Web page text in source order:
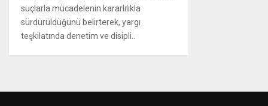
suçlarla mücadelenin kararlılıkla
sürdürüldüğünü belirterek, yargı
teşkilatında denetim ve disipli..